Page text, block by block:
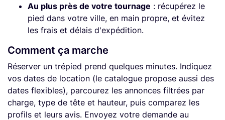
Au plus près de votre tournage : récupérez le
pied dans votre ville, en main propre, et évitez
les frais et délais d'expédition.
Comment ça marche
Réserver un trépied prend quelques minutes. Indiquez
vos dates de location (le catalogue propose aussi des
dates flexibles), parcourez les annonces filtrées par
charge, type de tête et hauteur, puis comparez les
profils et leurs avis. Envoyez votre demande au